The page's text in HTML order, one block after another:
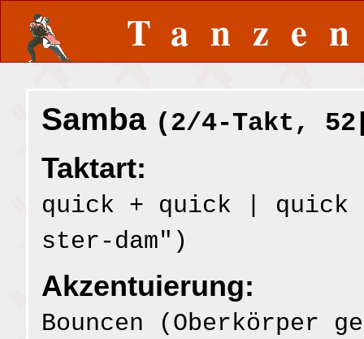
Samba (2/4-Takt,
Taktart:
quick + quick | quick
ster-dam")
Akzentuierung:
Bouncen (Oberkörper